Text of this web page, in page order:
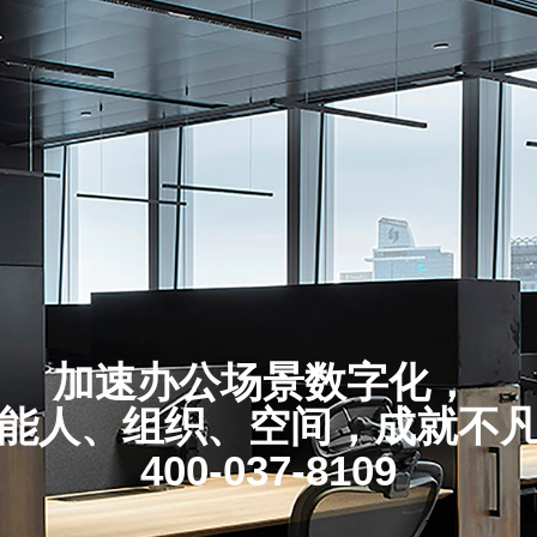
加速办公场景数字化，
人、组织、空间，成就不
400-037-8109